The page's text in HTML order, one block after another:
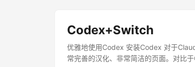
Codex+Switch
优雅地使用Codex 安装Codex 对于
常完善的汉化、非常简洁的页面。对比